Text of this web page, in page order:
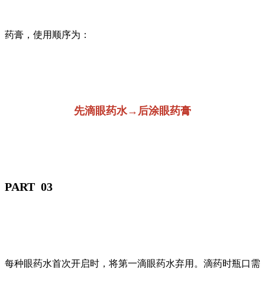
药膏，使用顺序为：
先滴眼药水→后涂眼药膏
PART 03
每种眼药水首次开启时，将第一滴眼药水弃用。滴药时瓶口需